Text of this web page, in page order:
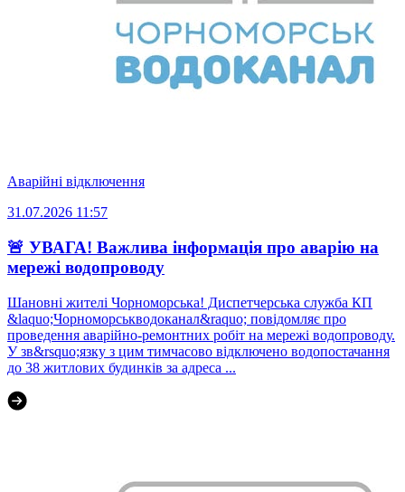
Аварійні відключення
31.07.2026 11:57
🚨 УВАГА! Важлива інформація про аварію на
мережі водопроводу
Шановні жителі Чорноморська! Диспетчерська служба КП
&laquo;Чорноморськводоканал&raquo; повідомляє про
проведення аварійно-ремонтних робіт на мережі водопроводу.
У зв&rsquo;язку з цим тимчасово відключено водопостачання
до 38 житлових будинків за адреса ...